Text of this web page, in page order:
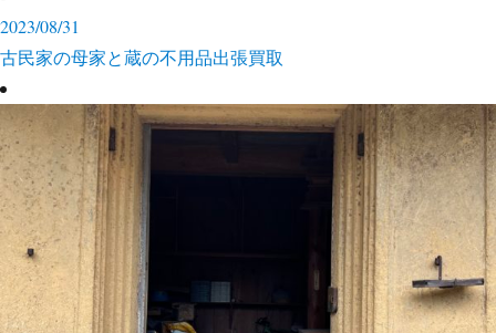
2023/08/31
古民家の母家と蔵の不用品出張買取